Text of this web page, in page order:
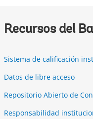
Recursos del
Sistema de calificación
Datos de libre acceso
Repositorio Abierto de
Responsabilidad